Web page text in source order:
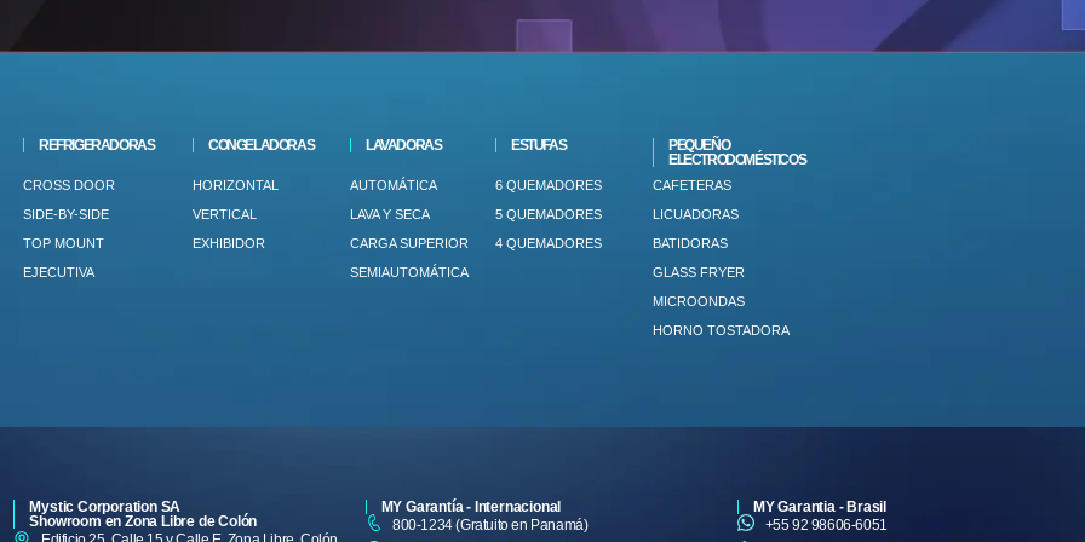
REFRIGERADORAS
CROSS DOOR
SIDE-BY-SIDE
TOP MOUNT
EJECUTIVA
CONGELADORAS
HORIZONTAL
VERTICAL
EXHIBIDOR
LAVADORAS
AUTOMÁTICA
LAVA Y SECA
CARGA SUPERIOR
SEMIAUTOMÁTICA
ESTUFAS
6 QUEMADORES
5 QUEMADORES
4 QUEMADORES
PEQUEÑO
ELECTRODOMÉSTICOS
CAFETERAS
LICUADORAS
BATIDORAS
GLASS FRYER
MICROONDAS
HORNO TOSTADORA
Mystic Corporation SA
Showroom en Zona Libre de Colón
MY Garantía - Internacional
800-1234 (Gratuito en Panamá)
MY Garantia - Brasil
+55 92 98606-6051